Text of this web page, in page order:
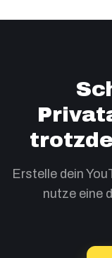
Erstelle dein
nutze eine